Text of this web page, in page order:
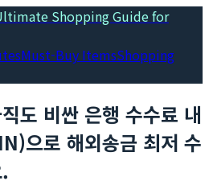
Shopping Guide for
Must-Buy ItemsShopping
도 비싼 은행 수수료 내
으로 해외송금 최저 수